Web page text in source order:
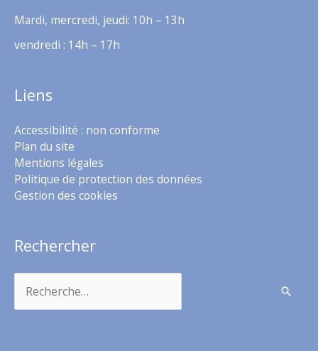
Mardi, mercredi, jeudi: 10h – 13h
vendredi : 14h – 17h
Liens
Accessibilité : non conforme
Plan du site
Mentions légales
Politique de protection des données
Gestion des cookies
Rechercher